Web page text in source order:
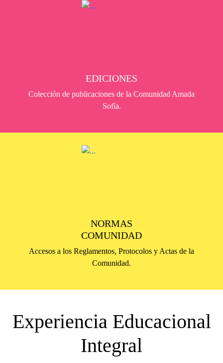
EDICIONES
Colección de publicaciones de la Comunidad Amada
Sofía.
NORMAS
COMUNIDAD
Accesos a los Reglamentos, Protocolos y Actas de la
Comunidad.
Experiencia Educacional
Integral